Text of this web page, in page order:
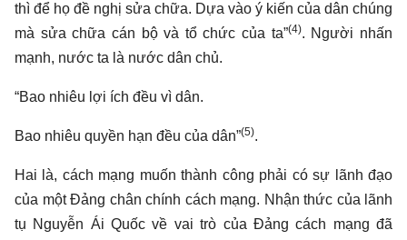
thì để họ đề nghị sửa chữa. Dựa vào ý kiến của dân chúng
mà sửa chữa cán bộ và tổ chức của ta”(4). Người nhấn
mạnh, nước ta là nước dân chủ.
“Bao nhiêu lợi ích đều vì dân.
Bao nhiêu quyền hạn đều của dân”(5).
Hai là, cách mạng muốn thành công phải có sự lãnh đạo
của một Đảng chân chính cách mạng. Nhận thức của lãnh
tụ Nguyễn Ái Quốc về vai trò của Đảng cách mạng đã